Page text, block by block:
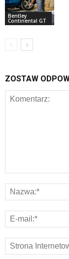
Bentley
Continental GT
ZOSTAW